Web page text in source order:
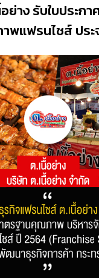
ย่าง รับใบประก
พแฟรนไชส์ ประ